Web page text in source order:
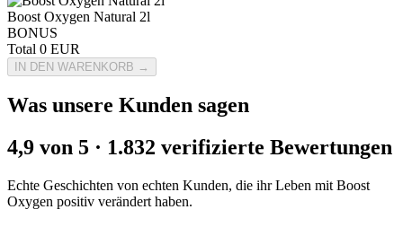
Boost Oxygen Natural 2l
BONUS
Total 0 EUR
IN DEN WARENKORB →
Was unsere Kunden sagen
4,9 von 5 · 1.832 verifizierte Bewertungen
Echte Geschichten von echten Kunden, die ihr Leben mit Boost
Oxygen positiv verändert haben.